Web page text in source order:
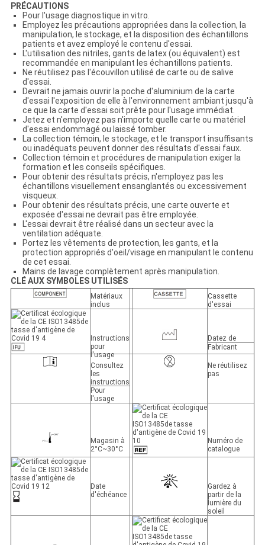
PRÉCAUTIONS
Pour l'usage diagnostique in vitro.
Employez les précautions appropriées dans la collection, la
manipulation, le stockage, et la disposition des échantillons
patients et avez employé le contenu d'essai.
L'utilisation des nitriles, gants de latex (ou équivalent) est
recommandée en manipulant les échantillons patients.
Ne réutilisez pas l'écouvillon utilisé de carte ou de salive
d'essai.
Devrait ne jamais ouvrir la poche d'aluminium de la carte
d'essai l'exposition de elle à l'environnement ambiant jusqu'à
ce que la carte d'essai soit prête pour l'usage immédiat.
Jetez et n'employez pas n'importe quelle carte ou matériel
d'essai endommagé ou laissé tomber.
La collection témoin, le stockage, et le transport insuffisants
ou inadéquats peuvent donner des résultats d'essai faux.
Collection témoin et procédures de manipulation exiger la
formation et les conseils spécifiques.
Pour obtenir des résultats précis, n'employez pas les
échantillons visuellement ensanglantés ou excessivement
visqueux.
Pour obtenir des résultats précis, une carte ouverte et
exposée d'essai ne devrait pas être employée.
L'essai devrait être réalisé dans un secteur avec la
ventilation adéquate.
Portez les vêtements de protection, les gants, et la
protection appropriés d'oeil/visage en manipulant le contenu
de cet essai.
Mains de lavage complètement après manipulation.
CLÉ AUX SYMBOLES UTILISÉS
Matériaux
inclus
Cassette
d'essai
Instructions
pour
l'usage
Datez de
Fabricant
Consultez
les
instructions
Ne réutilisez
pas
Pour
l'usage
Magasin à
2°C~30°C
Numéro de
catalogue
Date
d'échéance
Gardez à
partir de la
lumière du
soleil